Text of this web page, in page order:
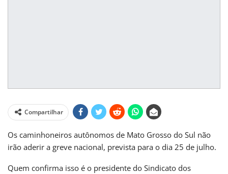
Compartilhar
Os caminhoneiros autônomos de Mato Grosso do Sul não
irão aderir a greve nacional, prevista para o dia 25 de julho.
Quem confirma isso é o presidente do Sindicato dos